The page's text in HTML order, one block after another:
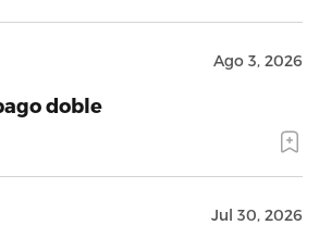
Ago 3, 2026
doble
Jul 30, 2026